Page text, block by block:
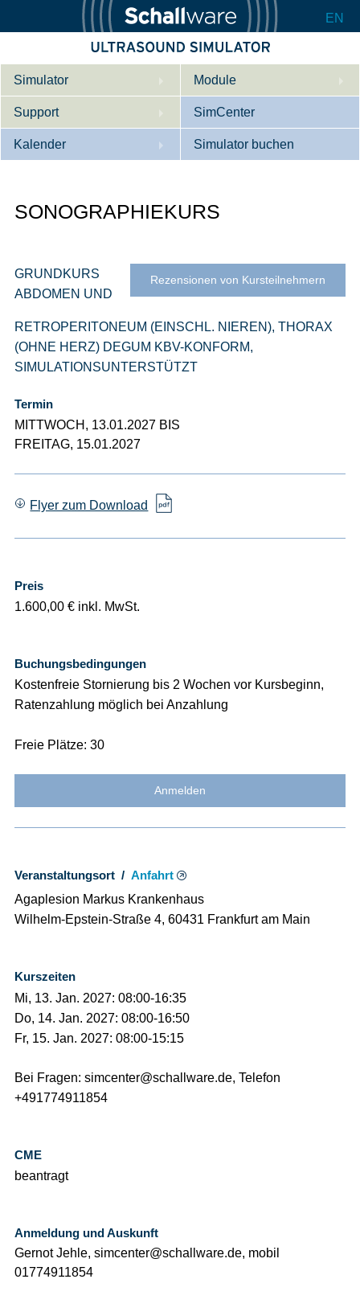
EN
Simulator
Beschreibung
Innere Medizin
Geburtshilfe / Gyn
Product Sheet
Module
Support
Wer wir sind
Downloads
SimCenter
Kalender
Referenzen
Simulator buchen
SONOGRAPHIEKURS
Rezensionen von Kursteilnehmern
GRUNDKURS
ABDOMEN UND
RETROPERITONEUM (EINSCHL. NIEREN), THORAX
(OHNE HERZ) DEGUM KBV-KONFORM,
SIMULATIONSUNTERSTÜTZT
Termin
MITTWOCH, 13.01.2027 BIS
FREITAG, 15.01.2027
Flyer zum Download
Preis
1.600,00 € inkl. MwSt.
Buchungsbedingungen
Kostenfreie Stornierung bis 2 Wochen vor Kursbeginn,
Ratenzahlung möglich bei Anzahlung
Freie Plätze: 30
Anmelden
Veranstaltungsort /Anfahrt
Agaplesion Markus Krankenhaus
Wilhelm-Epstein-Straße 4, 60431 Frankfurt am Main
Kurszeiten
Mi, 13. Jan. 2027: 08:00-16:35
Do, 14. Jan. 2027: 08:00-16:50
Fr, 15. Jan. 2027: 08:00-15:15
Bei Fragen: simcenter@schallware.de, Telefon
+491774911854
CME
beantragt
Anmeldung und Auskunft
Gernot Jehle, simcenter@schallware.de, mobil
01774911854